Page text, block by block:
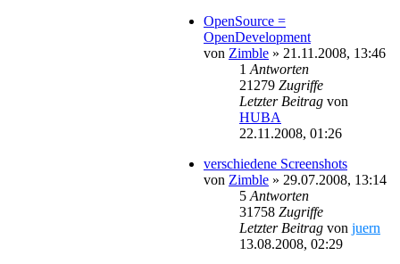
OpenSource =
OpenDevelopment
von Zimble » 21.11.2008, 13:46
1 Antworten
21279 Zugriffe
Letzter Beitrag von
HUBA
22.11.2008, 01:26
verschiedene Screenshots
von Zimble » 29.07.2008, 13:14
5 Antworten
31758 Zugriffe
Letzter Beitrag von juern
13.08.2008, 02:29